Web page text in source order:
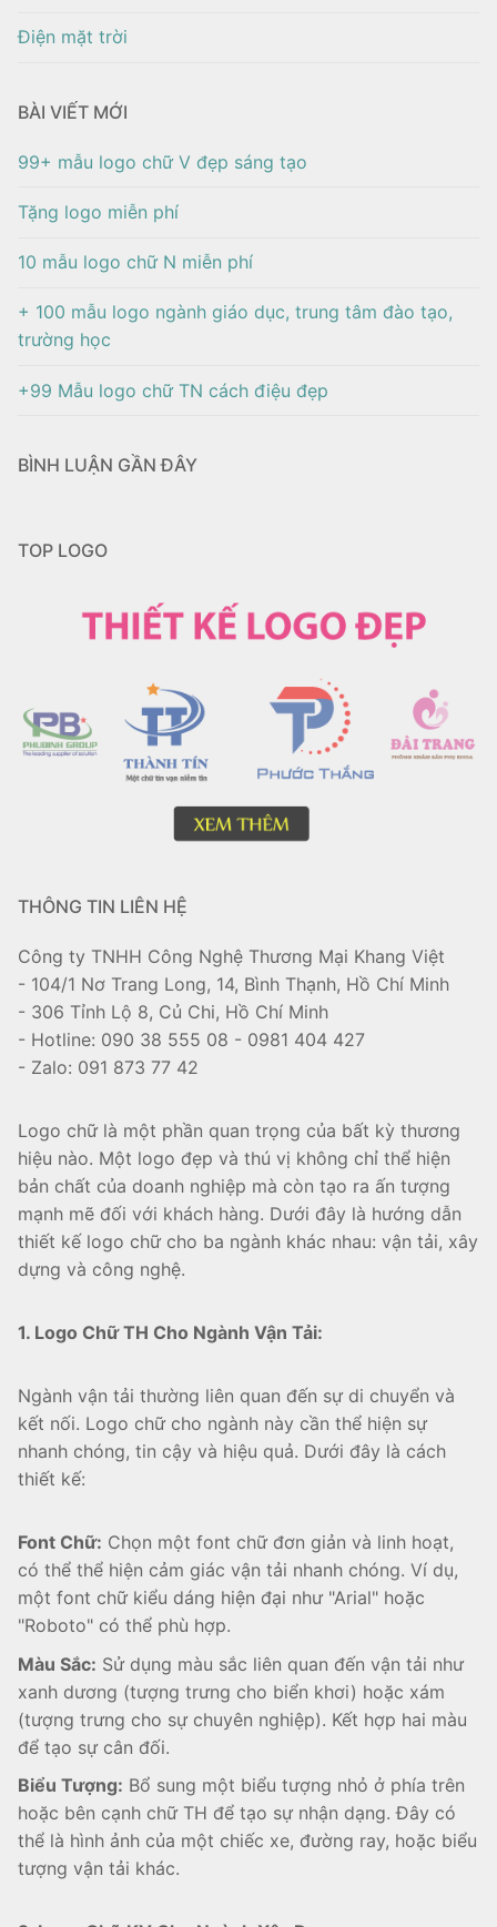
Điện mặt trời
BÀI VIẾT MỚI
99+ mẫu logo chữ V đẹp sáng tạo
Tặng logo miễn phí
10 mẫu logo chữ N miễn phí
+ 100 mẫu logo ngành giáo dục, trung tâm đào tạo,
trường học
+99 Mẫu logo chữ TN cách điệu đẹp
BÌNH LUẬN GẦN ĐÂY
TOP LOGO
THÔNG TIN LIÊN HỆ
Công ty TNHH Công Nghệ Thương Mại Khang Việt
- 104/1 Nơ Trang Long, 14, Bình Thạnh, Hồ Chí Minh
- 306 Tỉnh Lộ 8, Củ Chi, Hồ Chí Minh
- Hotline: 090 38 555 08 - 0981 404 427
- Zalo: 091 873 77 42
Logo chữ là một phần quan trọng của bất kỳ thương
hiệu nào. Một logo đẹp và thú vị không chỉ thể hiện
bản chất của doanh nghiệp mà còn tạo ra ấn tượng
mạnh mẽ đối với khách hàng. Dưới đây là hướng dẫn
thiết kế logo chữ cho ba ngành khác nhau: vận tải, xây
dựng và công nghệ.
1. Logo Chữ TH Cho Ngành Vận Tải:
Ngành vận tải thường liên quan đến sự di chuyển và
kết nối. Logo chữ cho ngành này cần thể hiện sự
nhanh chóng, tin cậy và hiệu quả. Dưới đây là cách
thiết kế:
Font Chữ: Chọn một font chữ đơn giản và linh hoạt,
có thể thể hiện cảm giác vận tải nhanh chóng. Ví dụ,
một font chữ kiểu dáng hiện đại như "Arial" hoặc
"Roboto" có thể phù hợp.
Màu Sắc: Sử dụng màu sắc liên quan đến vận tải như
xanh dương (tượng trưng cho biển khơi) hoặc xám
(tượng trưng cho sự chuyên nghiệp). Kết hợp hai màu
để tạo sự cân đối.
Biểu Tượng: Bổ sung một biểu tượng nhỏ ở phía trên
hoặc bên cạnh chữ TH để tạo sự nhận dạng. Đây có
thể là hình ảnh của một chiếc xe, đường ray, hoặc biểu
tượng vận tải khác.